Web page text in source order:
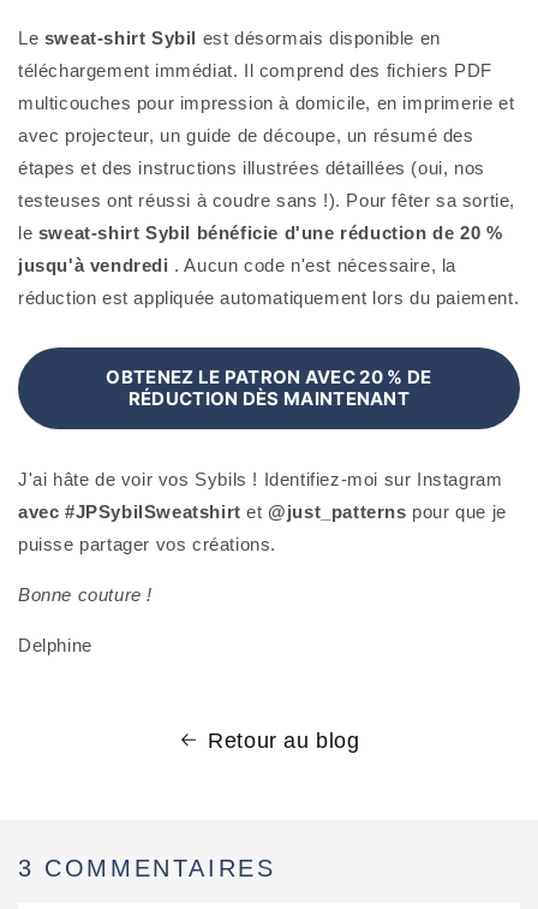
Le sweat-shirt Sybil est désormais disponible en
téléchargement immédiat. Il comprend des fichiers PDF
multicouches pour impression à domicile, en imprimerie et
avec projecteur, un guide de découpe, un résumé des
étapes et des instructions illustrées détaillées (oui, nos
testeuses ont réussi à coudre sans !). Pour fêter sa sortie,
le sweat-shirt Sybil bénéficie d'une réduction de 20 %
jusqu'à vendredi . Aucun code n'est nécessaire, la
réduction est appliquée automatiquement lors du paiement.
OBTENEZ LE PATRON AVEC 20 % DE
RÉDUCTION DÈS MAINTENANT
J'ai hâte de voir vos Sybils ! Identifiez-moi sur Instagram
avec #JPSybilSweatshirt et @just_patterns pour que je
puisse partager vos créations.
Bonne couture !
Delphine
Retour au blog
3 COMMENTAIRES